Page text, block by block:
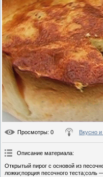
Просмотры: 0 Вкусно
Описание материала:
Открытый пирог с основой из
ложки;порция песочного теста;соль